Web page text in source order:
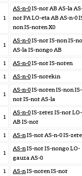
1
AS-n-0IS-nor AB AS-la
nor PA LO-eta AB AS-n-0
non IS-noren X0
1
AS-n-0IS-nor IS-non IS-
AS-la IS-nongo AB
1
AS-n-0IS-nor IS-noren
1
AS-n-0IS-norekin
1
AS-n-0IS-noren IS-non IS-
nor IS-nor AS-la
1
AS-n-0IS-zerez IS-nor
AB IS-nor
1
AS-nIS-nor AS-n-0 IS-
1
AS-nIS-nor IS-nongo LO-
gauza AS-0
1
AS-nIS-noren IS-nor